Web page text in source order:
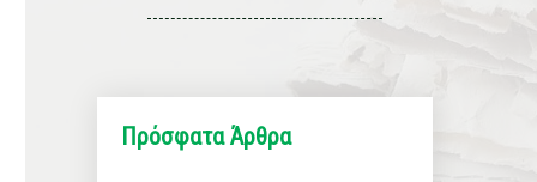
Πρόσφατα Άρθρα